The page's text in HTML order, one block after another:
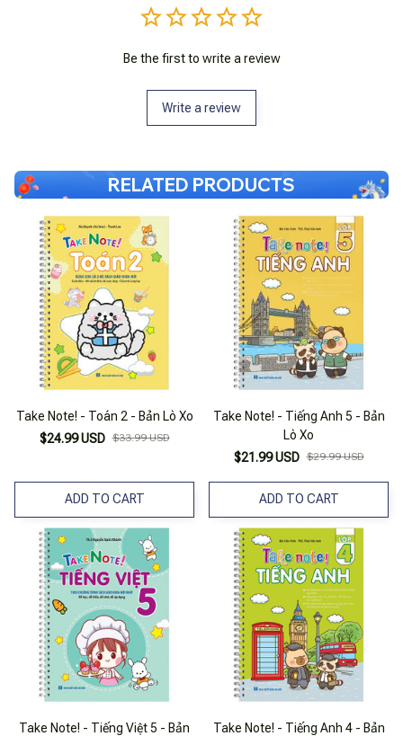
Be the first to write a review
Write a review
RELATED PRODUCTS
Take Note! - Toán 2 - Bản Lò Xo
$24.99 USD $33.99 USD
ADD TO CART
Take Note! - Tiếng Anh 5 - Bản
Lò Xo
$21.99 USD $29.99 USD
ADD TO CART
Take Note! - Tiếng Việt 5 - Bản Take Note! - Tiếng Anh 4 - Bản